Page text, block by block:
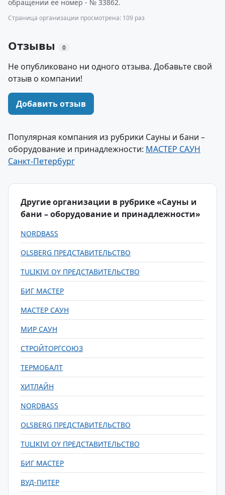
обращении ее номер - № 33862.
Страница организации просмотрена: 109 раз
Отзывы 0
Не опубликовано ни одного отзыва. Добавьте свой
отзыв о компании!
Добавить отзыв
Популярная компания из рубрики Сауны и бани –
оборудование и принадлежности: МАСТЕР САУН
Санкт-Петербург
Другие организации в рубрике «Сауны и
бани – оборудование и принадлежности»
NORDBASS
OLSBERG ПРЕДСТАВИТЕЛЬСТВО
TULIKIVI OY ПРЕДСТАВИТЕЛЬСТВО
БИГ МАСТЕР
МАСТЕР САУН
МИР САУН
СТРОЙТОРГСОЮЗ
ТЕРМОБАЛТ
ХИТЛАЙН
NORDBASS
OLSBERG ПРЕДСТАВИТЕЛЬСТВО
TULIKIVI OY ПРЕДСТАВИТЕЛЬСТВО
БИГ МАСТЕР
ВУД-ПИТЕР